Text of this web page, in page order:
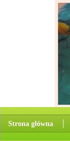
Strona główna